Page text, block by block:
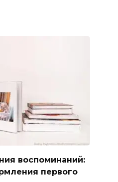
воспоминаний:
первого